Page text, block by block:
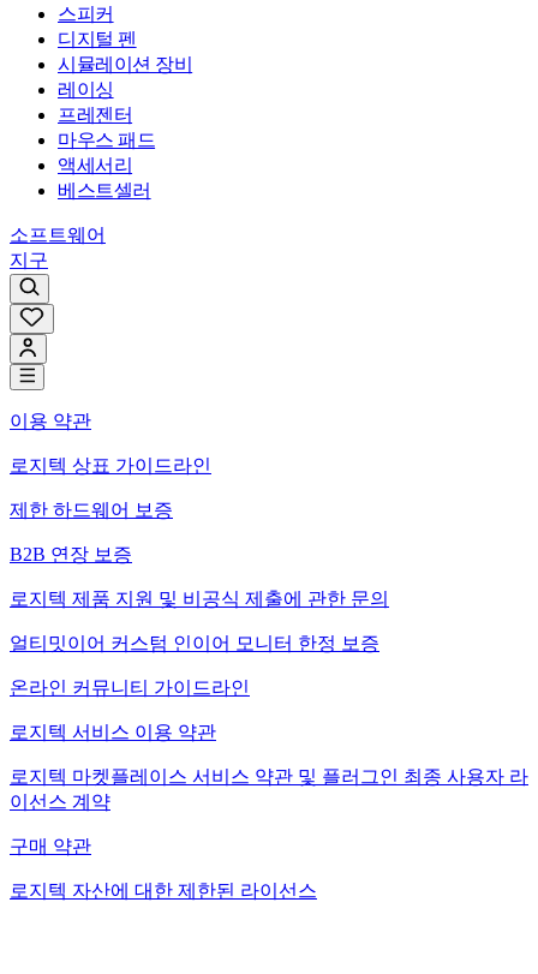
스피커
디지털 펜
시뮬레이션 장비
레이싱
프레젠터
마우스 패드
액세서리
베스트셀러
소프트웨어
지구
이용 약관
로지텍 상표 가이드라인
제한 하드웨어 보증
B2B 연장 보증
로지텍 제품 지원 및 비공식 제출에 관한 문의
얼티밋이어 커스텀 인이어 모니터 한정 보증
온라인 커뮤니티 가이드라인
로지텍 서비스 이용 약관
로지텍 마켓플레이스 서비스 약관 및 플러그인 최종 사용자 라
이선스 계약
구매 약관
로지텍 자산에 대한 제한된 라이선스